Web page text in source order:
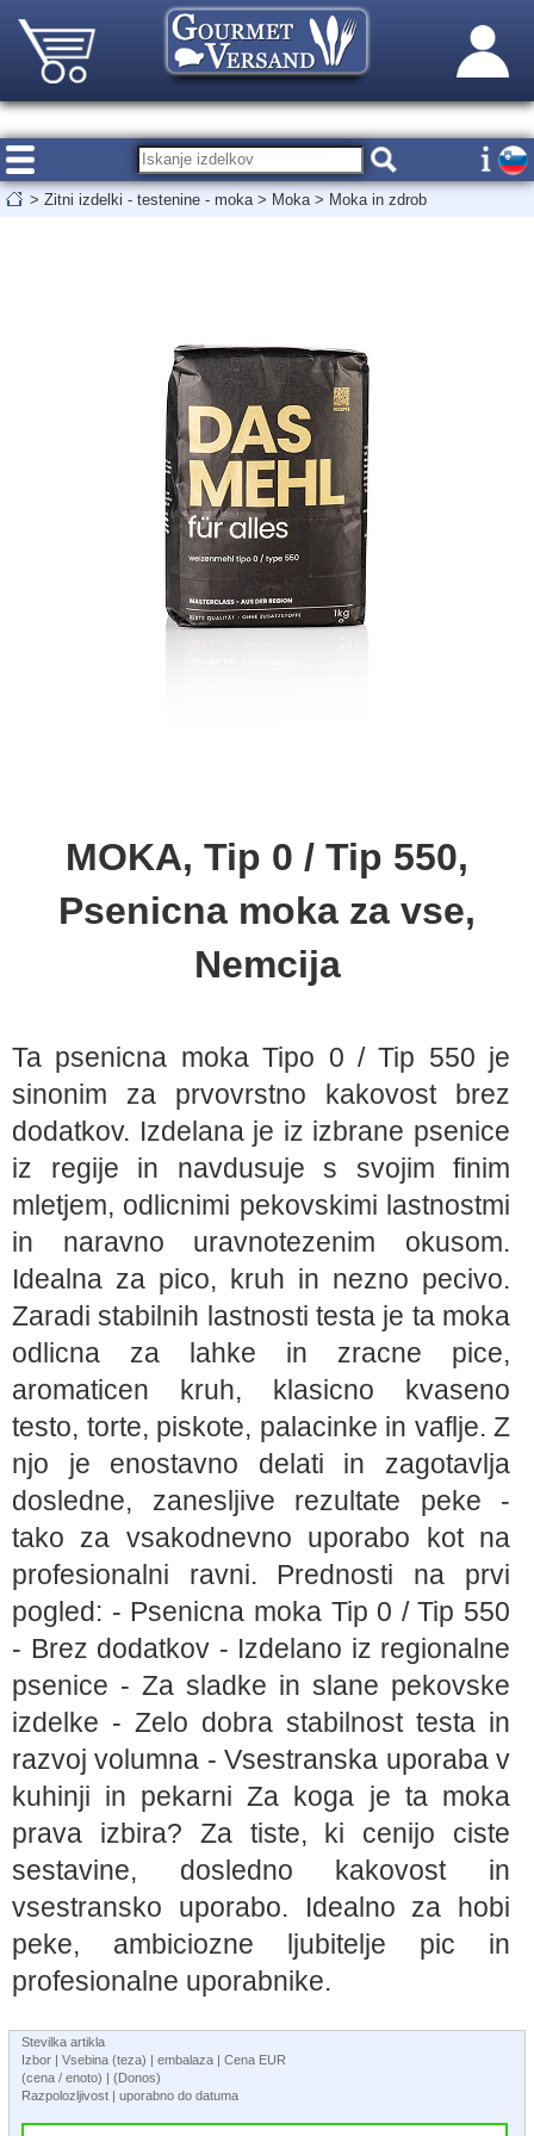
> Zitni izdelki - testenine - moka > Moka > Moka in zdrob
MOKA, Tip 0 / Tip 550,
Psenicna moka za vse,
Nemcija
Ta psenicna moka Tipo 0 / Tip 550 je
sinonim za prvovrstno kakovost brez
dodatkov. Izdelana je iz izbrane psenice
iz regije in navdusuje s svojim finim
mletjem, odlicnimi pekovskimi lastnostmi
in naravno uravnotezenim okusom.
Idealna za pico, kruh in nezno pecivo.
Zaradi stabilnih lastnosti testa je ta moka
odlicna za lahke in zracne pice,
aromaticen kruh, klasicno kvaseno
testo, torte, piskote, palacinke in vaflje. Z
njo je enostavno delati in zagotavlja
dosledne, zanesljive rezultate peke -
tako za vsakodnevno uporabo kot na
profesionalni ravni. Prednosti na prvi
pogled: - Psenicna moka Tip 0 / Tip 550
- Brez dodatkov - Izdelano iz regionalne
psenice - Za sladke in slane pekovske
izdelke - Zelo dobra stabilnost testa in
razvoj volumna - Vsestranska uporaba v
kuhinji in pekarni Za koga je ta moka
prava izbira? Za tiste, ki cenijo ciste
sestavine, dosledno kakovost in
vsestransko uporabo. Idealno za hobi
peke, ambiciozne ljubitelje pic in
profesionalne uporabnike.
Stevilka artikla
Izbor | Vsebina (teza) | embalaza | Cena EUR
(cena / enoto) | (Donos)
Razpolozljivost | uporabno do datuma